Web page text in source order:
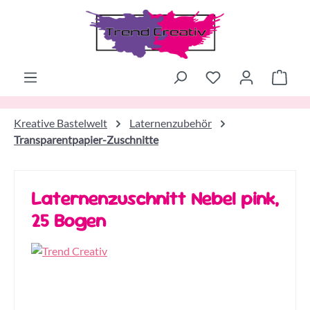
Zum Hauptinhalt springen
Kreative Bastelwelt
Laternenzubehör
Transparentpapier-Zuschnitte
Laternenzuschnitt Nebel pink,
25 Bogen